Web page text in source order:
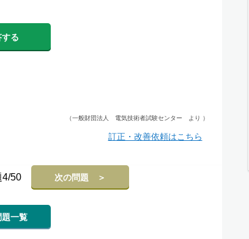
る
（一般財団法人 電気技術者試験センター より ）
訂正・改善依頼はこちら
4/50 次の問題 ＞
一覧